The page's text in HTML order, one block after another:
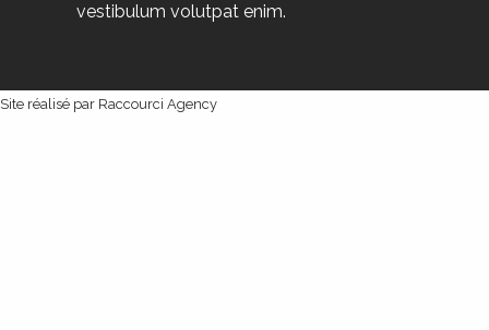
vestibulum volutpat enim.
Site réalisé par Raccourci Agency